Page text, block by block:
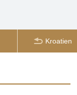
Kroatien